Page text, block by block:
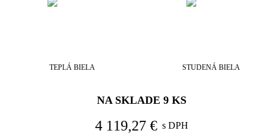
TEPLÁ BIELA STUDENÁ BIELA
NA SKLADE 9 KS
4 119,27 € s DPH